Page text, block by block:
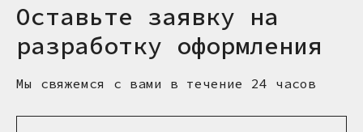
Оставьте заявку на
разработку оформления
Мы свяжемся с вами в течение 24 часов
КОНТАКТЫ